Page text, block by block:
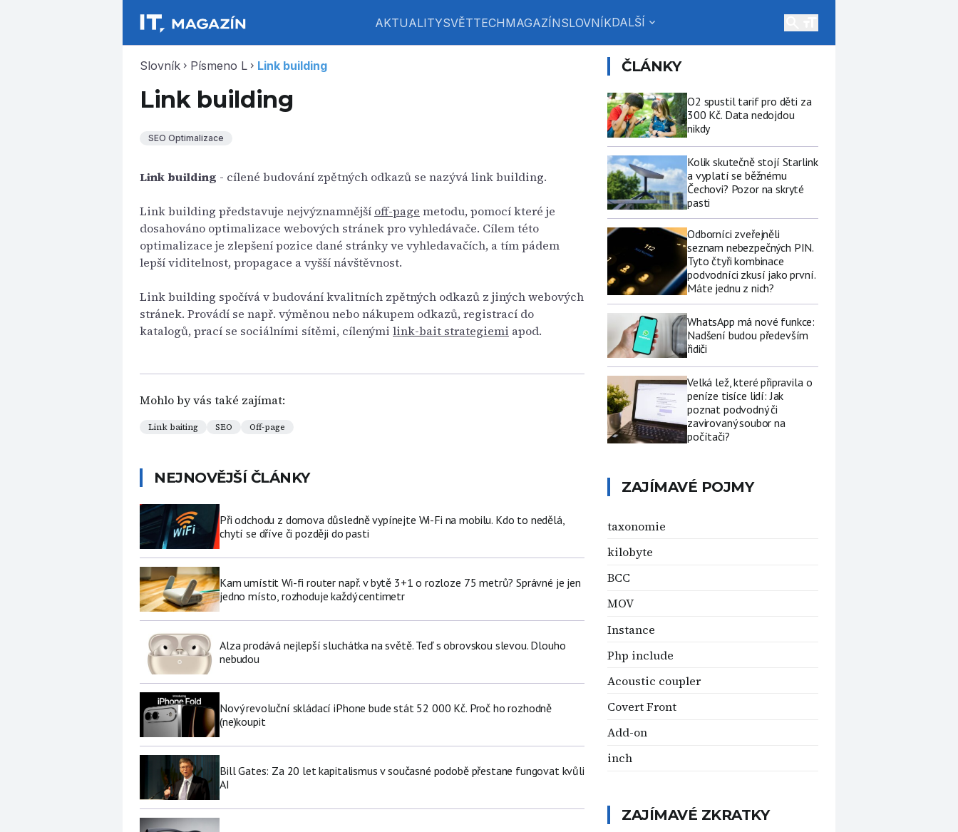
AKTUALITYSVĚTTECHMAGAZÍNSLOVNÍKDALŠÍ expand_more
Slovník chevron_right Písmeno L chevron_right Link building
Link building
SEO Optimalizace
Link building - cílené budování zpětných odkazů se nazývá link building.
Link building představuje nejvýznamnější off-page metodu, pomocí které je
dosahováno optimalizace webových stránek pro vyhledávače. Cílem této
optimalizace je zlepšení pozice dané stránky ve vyhledavačích, a tím pádem
lepší viditelnost, propagace a vyšší návštěvnost.
Link building spočívá v budování kvalitních zpětných odkazů z jiných webových
stránek. Provádí se např. výměnou nebo nákupem odkazů, registrací do
katalogů, prací se sociálními sítěmi, cílenými link-bait strategiemi apod.
Mohlo by vás také zajímat:
Link baiting SEO Off-page
NEJNOVĚJŠÍ ČLÁNKY
Při odchodu z domova důsledně vypínejte Wi-Fi na mobilu. Kdo to nedělá,
chytí se dříve či později do pasti
Kam umístit Wi-fi router např. v bytě 3+1 o rozloze 75 metrů? Správné je jen
jedno místo, rozhoduje každý centimetr
Alza prodává nejlepší sluchátka na světě. Teď s obrovskou slevou. Dlouho
nebudou
Nový revoluční skládací iPhone bude stát 52 000 Kč. Proč ho rozhodně
(ne)koupit
Bill Gates: Za 20 let kapitalismus v současné podobě přestane fungovat kvůli
AI
ČLÁNKY
O2 spustil tarif pro děti za
300 Kč. Data nedojdou
nikdy
Kolik skutečně stojí Starlink
a vyplatí se běžnému
Čechovi? Pozor na skryté
pasti
Odborníci zveřejněli
seznam nebezpečných PIN.
Tyto čtyři kombinace
podvodníci zkusí jako první.
Máte jednu z nich?
WhatsApp má nové funkce:
Nadšení budou především
řidiči
Velká lež, které připravila o
peníze tisíce lidí: Jak
poznat podvodný či
zavirovaný soubor na
počítači?
ZAJÍMAVÉ POJMY
taxonomie
kilobyte
BCC
MOV
Instance
Php include
Acoustic coupler
Covert Front
Add-on
inch
ZAJÍMAVÉ ZKRATKY